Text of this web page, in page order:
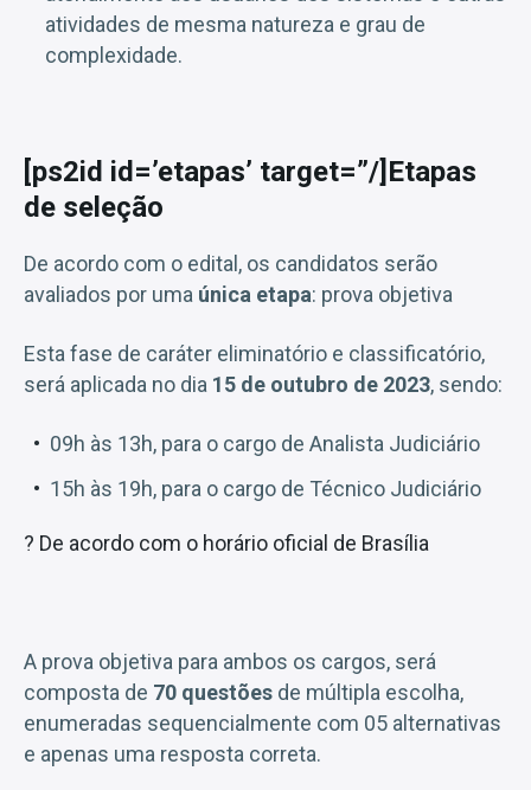
atividades de mesma natureza e grau de
complexidade.
[ps2id id=’etapas’ target=”/]Etapas
de seleção
De acordo com o edital, os candidatos serão
avaliados por uma única etapa: prova objetiva
Esta fase de caráter eliminatório e classificatório,
será aplicada no dia 15 de outubro de 2023, sendo:
09h às 13h, para o cargo de Analista Judiciário
15h às 19h, para o cargo de Técnico Judiciário
? De acordo com o horário oficial de Brasília
A prova objetiva para ambos os cargos, será
composta de 70 questões de múltipla escolha,
enumeradas sequencialmente com 05 alternativas
e apenas uma resposta correta.